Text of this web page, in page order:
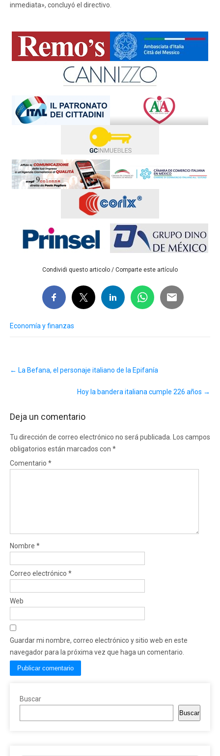
inmediata», concluyó el directivo.
Condividi questo articolo / Comparte este artículo
Economía y finanzas
navigation
← La Befana, el personaje italiano de la Epifanía
Hoy la bandera italiana cumple 226 años →
Deja un comentario
Tu dirección de correo electrónico no será publicada.
Los campos
obligatorios están marcados con *
Comentario *
Nombre *
Correo electrónico *
Web
Guardar mi nombre, correo electrónico y sitio web en este
navegador para la próxima vez que haga un comentario.
Buscar
Buscar